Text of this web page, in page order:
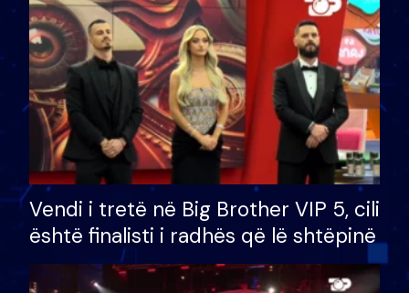
Vendi i tretë në Big Brother VIP 5, cili
është finalisti i radhës që lë shtëpinë